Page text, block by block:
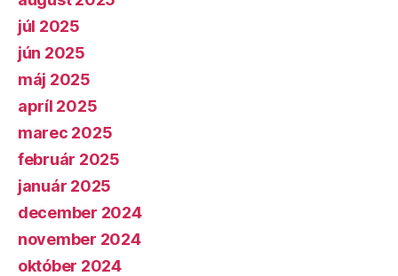
júl 2025
jún 2025
máj 2025
apríl 2025
marec 2025
február 2025
január 2025
december 2024
november 2024
október 2024